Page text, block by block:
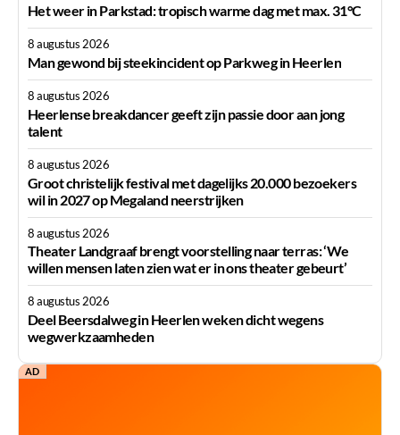
Het weer in Parkstad: tropisch warme dag met max. 31°C
8 augustus 2026
Man gewond bij steekincident op Parkweg in Heerlen
8 augustus 2026
Heerlense breakdancer geeft zijn passie door aan jong
talent
8 augustus 2026
Groot christelijk festival met dagelijks 20.000 bezoekers
wil in 2027 op Megaland neerstrijken
8 augustus 2026
Theater Landgraaf brengt voorstelling naar terras: ‘We
willen mensen laten zien wat er in ons theater gebeurt’
8 augustus 2026
Deel Beersdalweg in Heerlen weken dicht wegens
wegwerkzaamheden
AD